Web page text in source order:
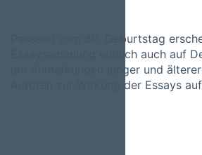
Passend zum 80. Geburtstag
Essaysammlung endlich auch auf
um Anmerkungen junger und
Autoren zur Wirkung der Essays